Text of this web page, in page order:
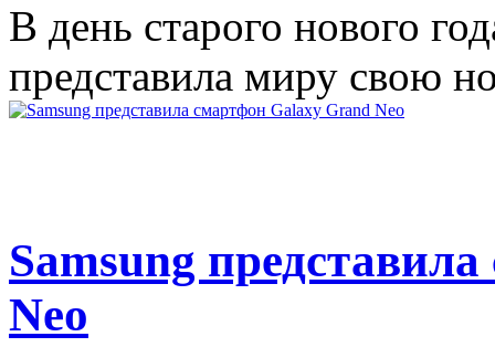
В день старого нового
представила миру свою
Samsung
Neo